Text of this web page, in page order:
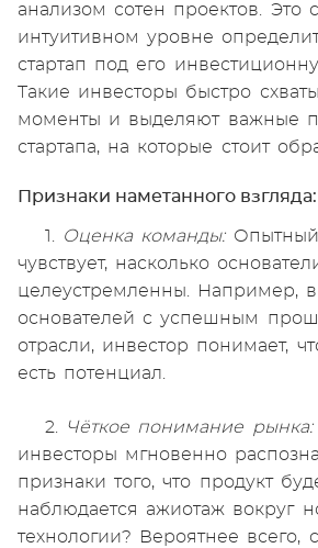
анализом сотен проектов. Это
интуитивном уровне
стартап под его
Такие инвесторы быстро
моменты и выделяют важные
стартапа, на которые стоит
Признаки наметанного взгляда:
1. Оценка команды: Опытный
чувствует, насколько
целеустремленны. Например,
основателей с успешным
отрасли, инвестор понимает,
есть потенциал.
2. Чёткое понимание рынка:
инвесторы мгновенно
признаки того, что продукт
наблюдается ажиотаж вокруг
технологии? Вероятнее всего,